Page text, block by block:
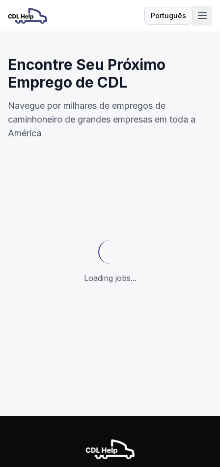
Português
Idioma
Encontre Seu Próximo
Emprego de CDL
Navegue por milhares de empregos de
caminhoneiro de grandes empresas em toda a
América
Loading jobs...